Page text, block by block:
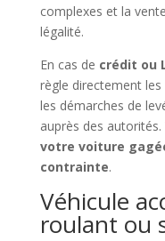
complexes et la
légalité.
En cas de crédit ou
règle directement
les démarches de
auprès des
votre voiture
contrainte.
Véhicule
roulant ou